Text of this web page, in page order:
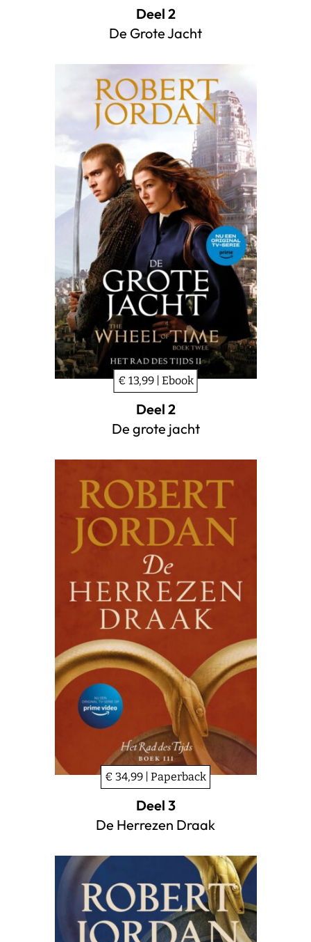
Deel 2
De Grote Jacht
€ 13,99 | Ebook
Deel 2
De grote jacht
€ 34,99 | Paperback
Deel 3
De Herrezen Draak